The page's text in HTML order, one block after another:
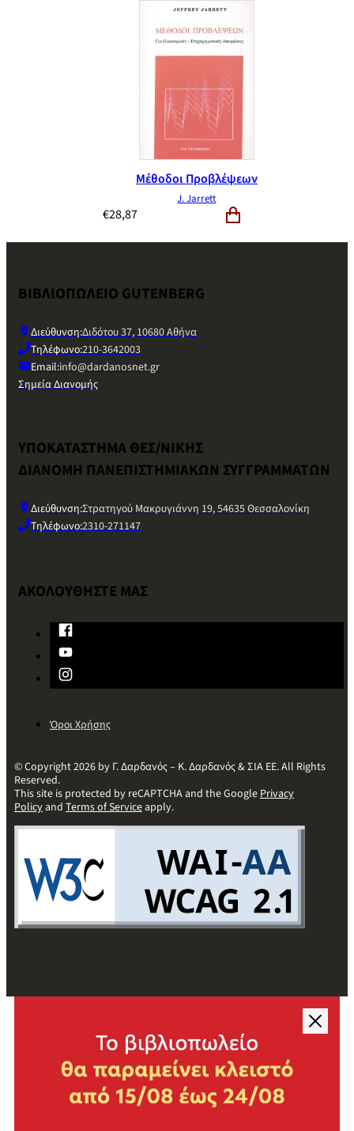
Μέθοδοι Προβλέψεων
J. Jarrett
€28,87
ΒΙΒΛΙΟΠΩΛΕΙΟ GUTENBERG
Διεύθυνση:Διδότου 37, 10680 Αθήνα
Τηλέφωνο:210-3642003
Email:info@dardanosnet.gr
Σημεία Διανομής
ΥΠΟΚΑΤΑΣΤΗΜΑ ΘΕΣ/ΝΙΚΗΣ
ΔΙΑΝΟΜΗ ΠΑΝΕΠΙΣΤΗΜΙΑΚΩΝ ΣΥΓΓΡΑΜΜΑΤΩΝ
Διεύθυνση:Στρατηγού Μακρυγιάννη 19, 54635 Θεσσαλονίκη
Τηλέφωνο:2310-271147
ΑΚΟΛΟΥΘΗΣΤΕ ΜΑΣ
Όροι Χρήσης
© Copyright 2026 by Γ. Δαρδανός – Κ. Δαρδανός & ΣΙΑ ΕΕ. All Rights
Reserved.
This site is protected by reCAPTCHA and the GooglePrivacy
Policyand Terms of Serviceapply.